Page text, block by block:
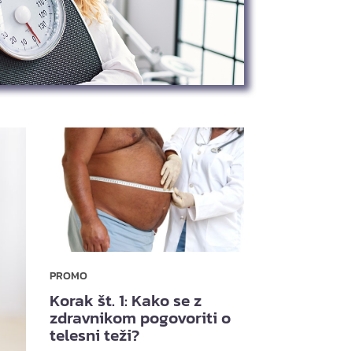
PROMO
Korak št. 1: Kako se z
zdravnikom pogovoriti o
telesni teži?